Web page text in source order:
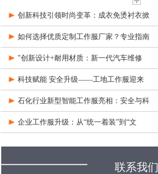
创新科技引领时尚变革：成衣免烫衬衣掀
如何选择优质定制工作服厂家？专业指南
"创新设计+耐用材质：新一代汽车维修
科技赋能 安全升级——工地工作服迎来
石化行业新型智能工作服亮相：安全与科
企业工作服升级：从“统一着装”到“文
联系我们